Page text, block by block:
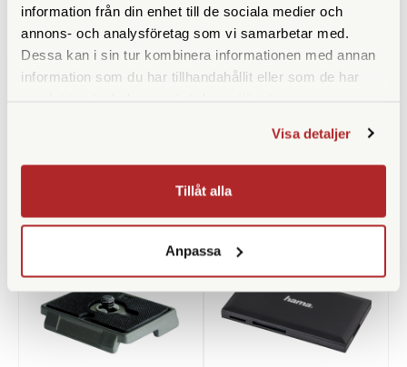
information från din enhet till de sociala medier och
annons- och analysföretag som vi samarbetar med.
Dessa kan i sin tur kombinera informationen med annan
information som du har tillhandahållit eller som de har
Visa detaljer
Tillåt alla
Anpassa
Höjd (cm) 11,5
Medföljande snabbplatta MSQ6PL
ANDRA KÖPTE ÄVEN